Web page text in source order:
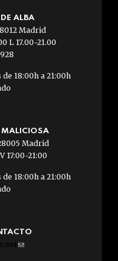
ALBA
Madrid
L 17.00-21.00
18:00h a 21:00h
MALICIOSA
Madrid
17:00-21:00
18:00h a 21:00h
(link